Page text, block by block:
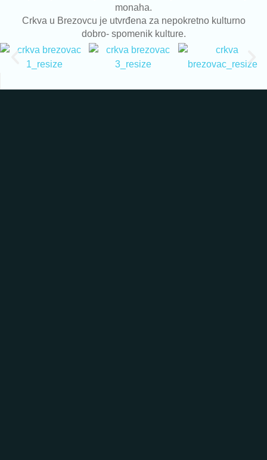
monaha.
Crkva u Brezovcu je utvrđena za nepokretno kulturno
dobro- spomenik kulture.